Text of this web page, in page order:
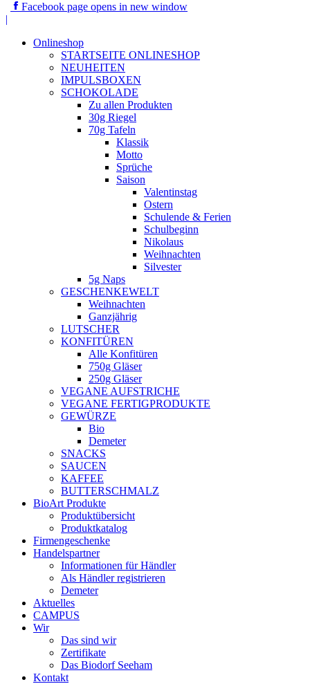
Facebook page opens in new window
|
Onlineshop
STARTSEITE ONLINESHOP
NEUHEITEN
IMPULSBOXEN
SCHOKOLADE
Zu allen Produkten
30g Riegel
70g Tafeln
Klassik
Motto
Sprüche
Saison
Valentinstag
Ostern
Schulende & Ferien
Schulbeginn
Nikolaus
Weihnachten
Silvester
5g Naps
GESCHENKEWELT
Weihnachten
Ganzjährig
LUTSCHER
KONFITÜREN
Alle Konfitüren
750g Gläser
250g Gläser
VEGANE AUFSTRICHE
VEGANE FERTIGPRODUKTE
GEWÜRZE
Bio
Demeter
SNACKS
SAUCEN
KAFFEE
BUTTERSCHMALZ
BioArt Produkte
Produktübersicht
Produktkatalog
Firmengeschenke
Handelspartner
Informationen für Händler
Als Händler registrieren
Demeter
Aktuelles
CAMPUS
Wir
Das sind wir
Zertifikate
Das Biodorf Seeham
Kontakt